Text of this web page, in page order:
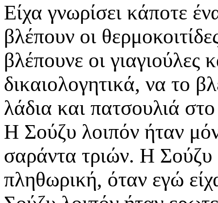
Είχα γνωρίσει κάποτε
βλέπουν οι
βλέπουνε οι γιαγιούλες
δικαιολογητικά, να το
λάδια και πατσουλιά
Η Σούζυ λοιπόν ήταν
σαράντα τριών. Η Σούζυ
πληθωρική, όταν εγώ